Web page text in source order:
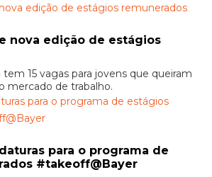
nova edição de estágios
15 vagas para jovens que queiram
mercado de trabalho.
para o programa de
#takeoff@Bayer